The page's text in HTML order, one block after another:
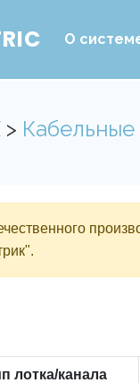
О
>
лотка/канала